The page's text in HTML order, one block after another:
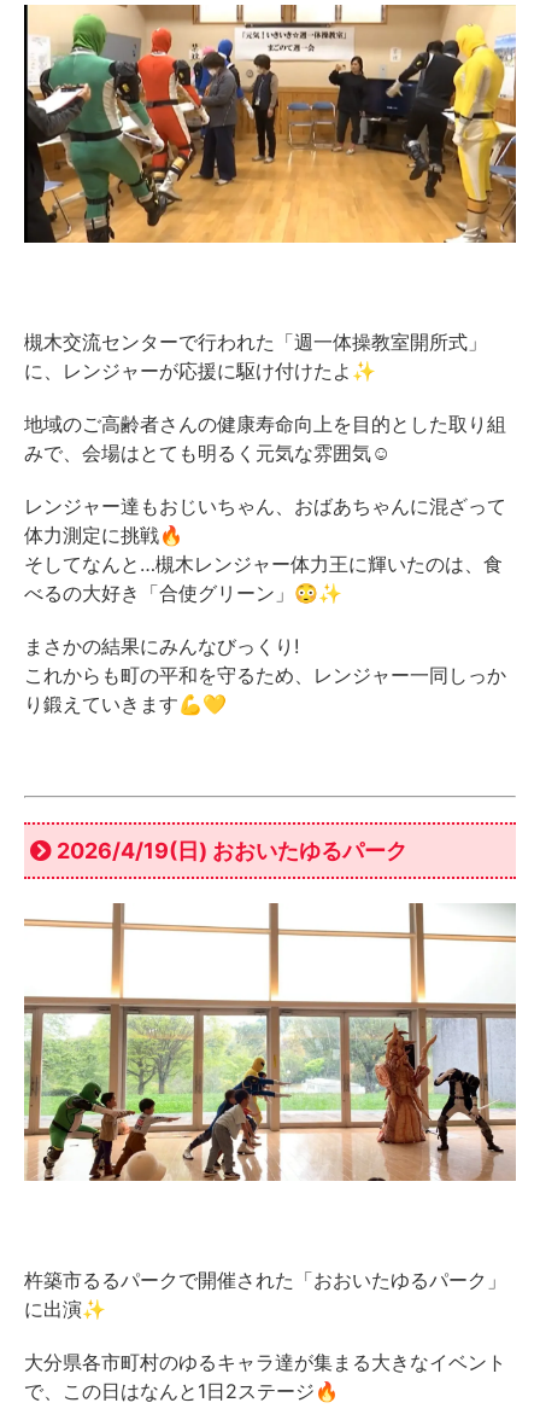
槻木交流センターで行われた「週一体操教室開所式」
に、レンジャーが応援に駆け付けたよ✨
地域のご高齢者さんの健康寿命向上を目的とした取り組
みで、会場はとても明るく元気な雰囲気☺️
レンジャー達もおじいちゃん、おばあちゃんに混ざって
体力測定に挑戦🔥
そしてなんと…槻木レンジャー体力王に輝いたのは、食
べるの大好き「合使グリーン」😳✨
まさかの結果にみんなびっくり!
これからも町の平和を守るため、レンジャー一同しっか
り鍛えていきます💪💛
2026/4/19(日) おおいたゆるパーク
杵築市るるパークで開催された「おおいたゆるパーク」
に出演✨
大分県各市町村のゆるキャラ達が集まる大きなイベント
で、この日はなんと1日2ステージ🔥